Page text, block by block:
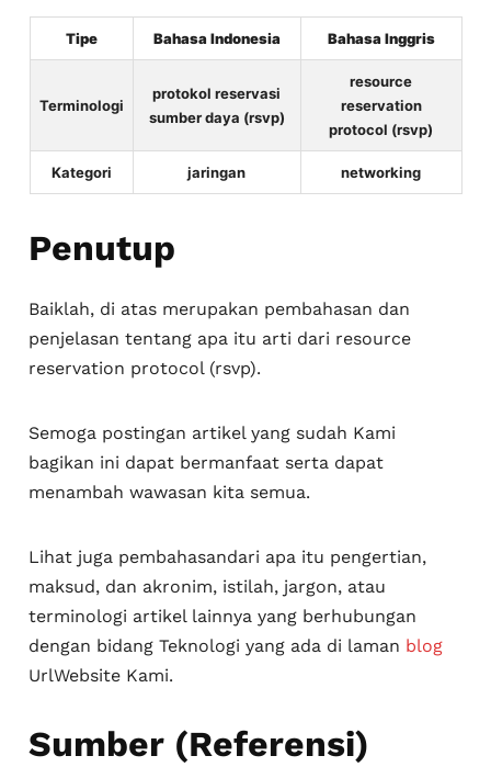
Tipe Bahasa Indonesia Bahasa Inggris
Terminologi
protokol reservasi
sumber daya (rsvp)
resource
reservation
protocol (rsvp)
Kategori jaringan networking
Penutup
Baiklah, di atas merupakan pembahasan dan
penjelasan tentang apa itu arti dari resource
reservation protocol (rsvp).
Semoga postingan artikel yang sudah Kami
bagikan ini dapat bermanfaat serta dapat
menambah wawasan kita semua.
Lihat juga pembahasandari apa itu pengertian,
maksud, dan akronim, istilah, jargon, atau
terminologi artikel lainnya yang berhubungan
dengan bidang Teknologi yang ada di laman blog
UrlWebsite Kami.
Sumber (Referensi)